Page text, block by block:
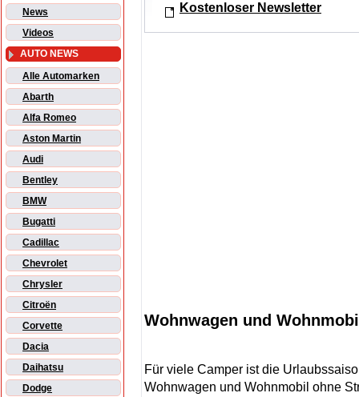
News
Videos
AUTO NEWS
Alle Automarken
Abarth
Alfa Romeo
Aston Martin
Audi
Bentley
BMW
Bugatti
Cadillac
Chevrolet
Chrysler
Citroën
Corvette
Dacia
Daihatsu
Dodge
Kostenloser Newsletter
Wohnwagen und
Für viele Camper ist die
Wohnwagen und Wohnmobil ohne